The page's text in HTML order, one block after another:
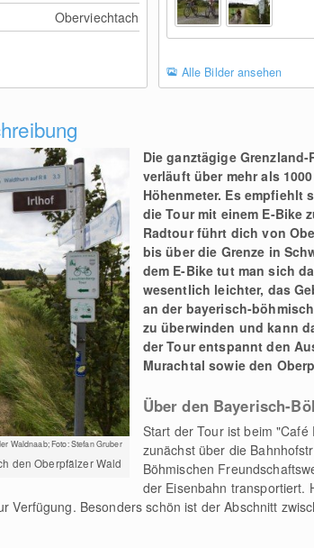
Oberviechtach
Alle Bilder ansehen
Waldnaab; Foto: Stefan Gruber
den Oberpfälzer Wald
Die ganztägige Grenzland-
verläuft über mehr als 1000
Höhenmeter. Es empfiehlt
die Tour mit einem E-Bike
Radtour führt dich von
bis über die Grenze in
dem E-Bike tut man sich
wesentlich leichter, das
an der bayerisch-
zu überwinden und kann
der Tour entspannt den
Murachtal sowie den
Über den Bayerisch-
Start der Tour ist beim
zunächst über die
Böhmischen
der Eisenbahn transportiert.
Verfügung. Besonders schön ist der Abschnitt